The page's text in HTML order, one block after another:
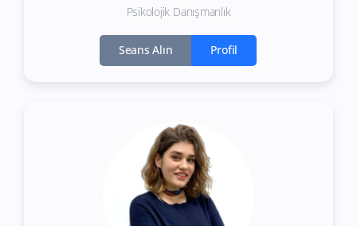
Psikolojik Danışmanlık
Seans Alın Profil